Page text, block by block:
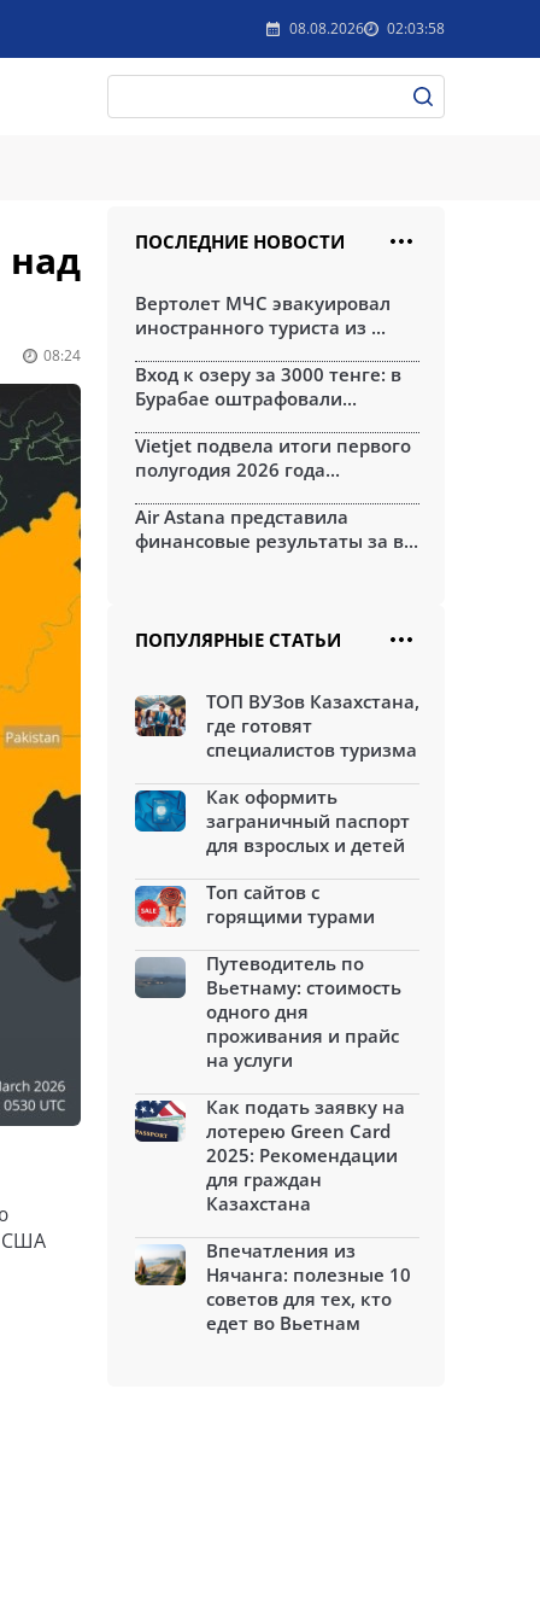
08.08.2026 02:03:58
над
08:24
США
ПОСЛЕДНИЕ НОВОСТИ
Вертолет МЧС эвакуировал
иностранного туриста из ...
Вход к озеру за 3000 тенге: в
Бурабае оштрафовали...
Vietjet подвела итоги первого
полугодия 2026 года...
Air Astana представила
финансовые результаты за в...
ПОПУЛЯРНЫЕ СТАТЬИ
ТОП ВУЗов Казахстана,
где готовят
специалистов туризма
Как оформить
заграничный паспорт
для взрослых и детей
Топ сайтов с
горящими турами
Путеводитель по
Вьетнаму: стоимость
одного дня
проживания и прайс
на услуги
Как подать заявку на
лотерею Green Card
2025: Рекомендации
для граждан
Казахстана
Впечатления из
Нячанга: полезные 10
советов для тех, кто
едет во Вьетнам